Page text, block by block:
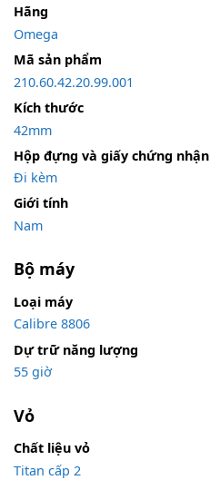
Hãng
Omega
Mã sản phẩm
210.60.42.20.99.001
Kích thước
42mm
Hộp đựng và giấy chứng nhận
Đi kèm
Giới tính
Nam
Bộ máy
Loại máy
Calibre 8806
Dự trữ năng lượng
55 giờ
Vỏ
Chất liệu vỏ
Titan cấp 2